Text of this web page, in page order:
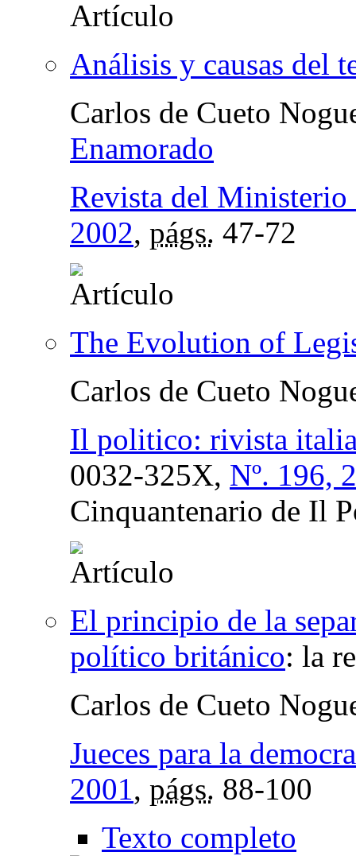
Análisis y causas del
Carlos de Cueto
Enamorado
Revista del Ministerio
2002, págs. 47-72
The Evolution of
Carlos de Cueto
Il politico: rivista
0032-325X, Nº. 196,
Cinquantenario de Il
El principio de la
político británico: la
Carlos de Cueto
Jueces para la
2001, págs. 88-100
Texto completo